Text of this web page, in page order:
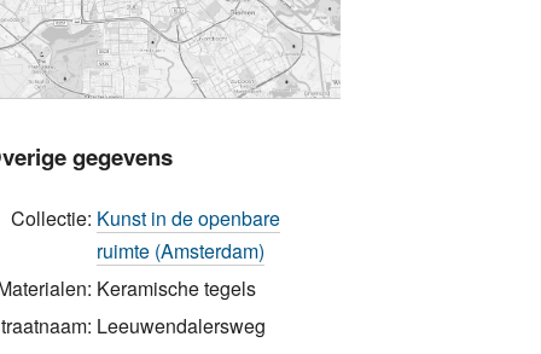
gegevens
Collectie: Kunst in de openbare
ruimte (Amsterdam)
Keramische tegels
Leeuwendalersweg